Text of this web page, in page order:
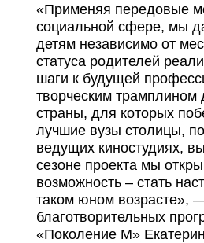
«Применяя передовые
социальной сфере, мы
детям независимо от
статуса родителей
шаги к будущей
творческим трамплином
страны, для которых
лучшие вузы столицы,
ведущих киностудиях,
сезоне проекта мы
возможность – стать
таком юном возрасте»,
благотворительных
«Поколение М»